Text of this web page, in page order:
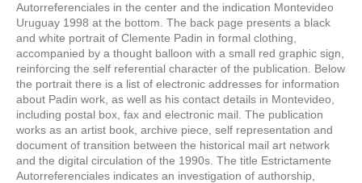
Autorreferenciales in the center and the indication Montevideo
Uruguay 1998 at the bottom. The back page presents a black
and white portrait of Clemente Padin in formal clothing,
accompanied by a thought balloon with a small red graphic sign,
reinforcing the self referential character of the publication. Below
the portrait there is a list of electronic addresses for information
about Padin work, as well as his contact details in Montevideo,
including postal box, fax and electronic mail. The publication
works as an artist book, archive piece, self representation and
document of transition between the historical mail art network
and the digital circulation of the 1990s. The title Estrictamente
Autorreferenciales indicates an investigation of authorship,